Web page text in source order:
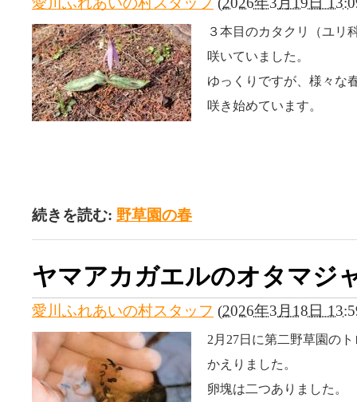
３本目のカタクリ（ユリ
咲いていました。
ゆっくりですが、様々な
咲き始めています。
続きを読む: 野草園の春
ヤマアカガエルのオタマジ
愛川ふれあいの村スタッフ (2026年3月18日
2月27日に第二野草園の
かえりました。
卵塊は二つありました。